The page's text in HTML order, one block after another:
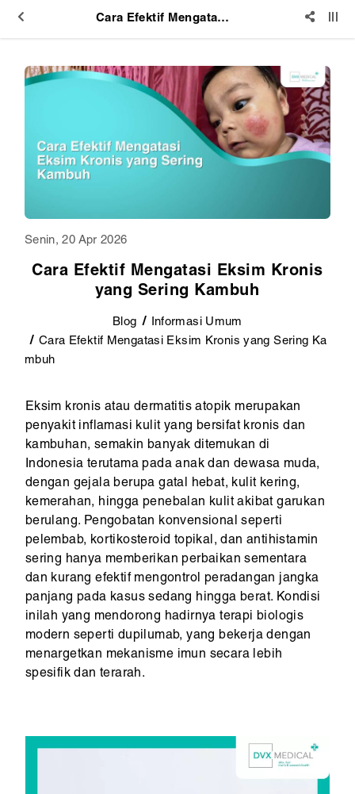
Cara Efektif Mengatasi Eksim Kronis yang Sering Kambuh
Senin, 20 Apr 2026
Cara Efektif Mengatasi Eksim Kronis
yang Sering Kambuh
Blog
Informasi Umum
Cara Efektif Mengatasi Eksim Kronis yang Sering Ka
mbuh
Eksim kronis atau dermatitis atopik merupakan
penyakit inflamasi kulit yang bersifat kronis dan
kambuhan, semakin banyak ditemukan di
Indonesia terutama pada anak dan dewasa muda,
dengan gejala berupa gatal hebat, kulit kering,
kemerahan, hingga penebalan kulit akibat garukan
berulang. Pengobatan konvensional seperti
pelembab, kortikosteroid topikal, dan antihistamin
sering hanya memberikan perbaikan sementara
dan kurang efektif mengontrol peradangan jangka
panjang pada kasus sedang hingga berat. Kondisi
inilah yang mendorong hadirnya terapi biologis
modern seperti dupilumab, yang bekerja dengan
menargetkan mekanisme imun secara lebih
spesifik dan terarah.